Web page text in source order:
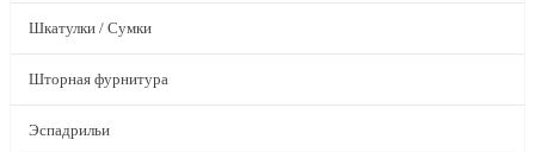
Шкатулки / Сумки
Шторная фурнитура
Эспадрильи